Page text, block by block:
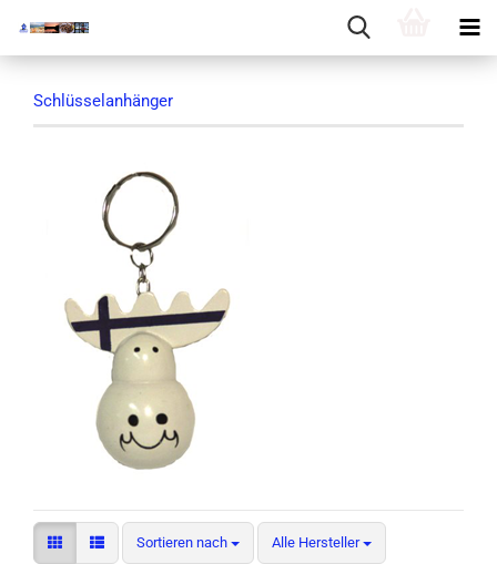
Schlüsselanhänger
Sortieren nach
Sortieren nach Alle Hersteller